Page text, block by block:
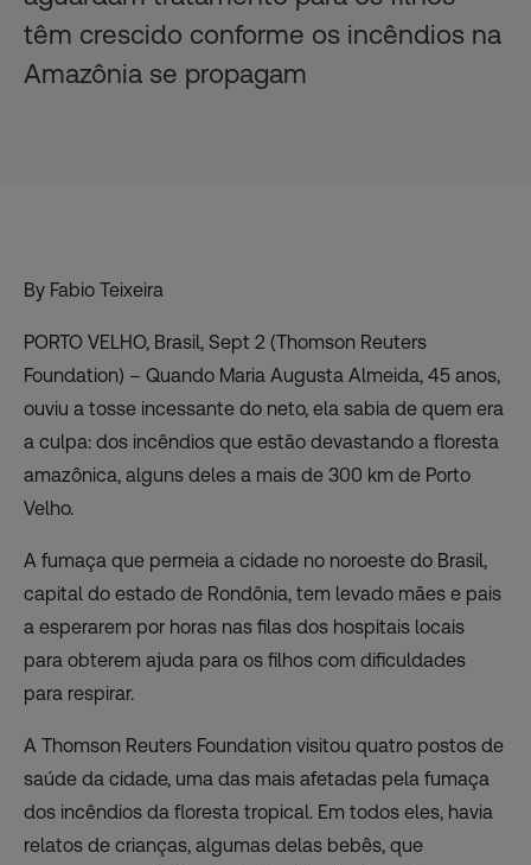
têm crescido conforme os incêndios na
Amazônia se propagam
By Fabio Teixeira
PORTO VELHO, Brasil, Sept 2 (Thomson Reuters
Foundation) – Quando Maria Augusta Almeida, 45 anos,
ouviu a tosse incessante do neto, ela sabia de quem era
a culpa: dos incêndios que estão devastando a floresta
amazônica, alguns deles a mais de 300 km de Porto
Velho.
A fumaça que permeia a cidade no noroeste do Brasil,
capital do estado de Rondônia, tem levado mães e pais
a esperarem por horas nas filas dos hospitais locais
para obterem ajuda para os filhos com dificuldades
para respirar.
A Thomson Reuters Foundation visitou quatro postos de
saúde da cidade, uma das mais afetadas pela fumaça
dos incêndios da floresta tropical. Em todos eles, havia
relatos de crianças, algumas delas bebês, que